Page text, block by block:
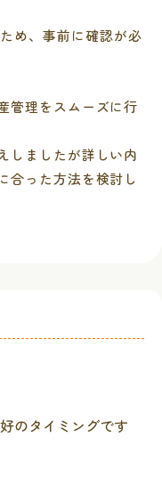
め、事前に確認が必
管理をスムーズに行
しましたが詳しい内
合った方法を検討し
のタイミングです